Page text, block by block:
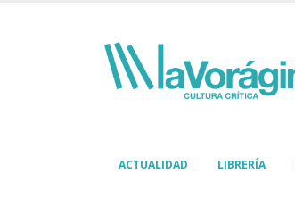
ACTUALIDAD LIBRERÍA